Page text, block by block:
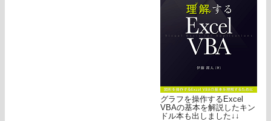
グラフを操作するExcel
VBAの基本を解説したキン
ドル本も出しました↓↓